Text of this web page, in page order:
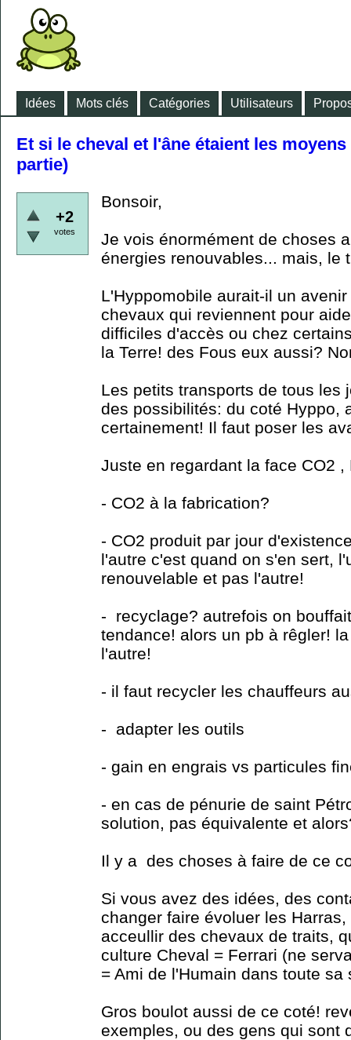
Idées Mots clés Catégories Utilisateurs
Et si le cheval et l'âne étaient les
partie)
+2
votes
Bonsoir,
Je vois énormément de choses
énergies renouvables... mais, le
L'Hyppomobile aurait-il un
chevaux qui reviennent pour
difficiles d'accès ou chez
la Terre! des Fous eux aussi?
Les petits transports de tous les
des possibilités: du coté Hyppo,
certainement! Il faut poser les
Juste en regardant la face CO2
- CO2 à la fabrication?
- CO2 produit par jour
l'autre c'est quand on s'en sert,
renouvelable et pas l'autre!
- recyclage? autrefois on
tendance! alors un pb à rêgler!
l'autre!
- il faut recycler les chauffeurs
- adapter les outils
- gain en engrais vs particules
- en cas de pénurie de saint
solution, pas équivalente et
Il y a des choses à faire de ce
Si vous avez des idées, des
changer faire évoluer les
acceullir des chevaux de traits,
culture Cheval = Ferrari (ne
= Ami de l'Humain dans toute sa
Gros boulot aussi de ce coté!
exemples, ou des gens qui sont